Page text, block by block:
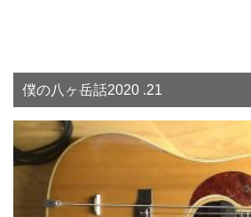
僕の八ヶ岳話2020 .21